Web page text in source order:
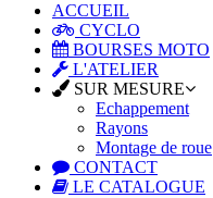
ACCUEIL
CYCLO
BOURSES MOTO
L'ATELIER
SUR MESURE
Echappement
Rayons
Montage de roue
CONTACT
LE CATALOGUE